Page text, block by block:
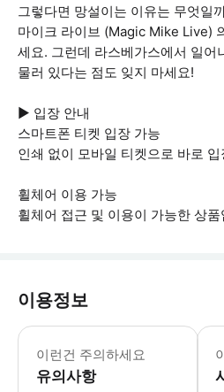
그렇다면 망설이는 이유는 무엇일
마이크 라이브 (Magic Mike Live)
세요. 그런데 라스베가스에서 일어
물러 있다는 점도 잊지 마세요!
▶ 입장 안내
스마트폰 티켓 입장 가능
인쇄 없이 모바일 티켓으로 바로
휠체어 이용 가능
휠체어 접근 및 이용이 가능한 상품
이용정보
이런건 주의하세요
유의사항
▶ 꼭